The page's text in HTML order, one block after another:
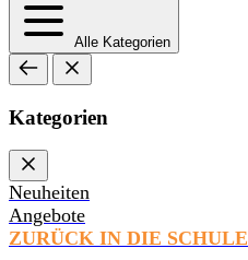
Alle Kategorien
Kategorien
Neuheiten
Angebote
ZURÜCK IN DIE SCHULE